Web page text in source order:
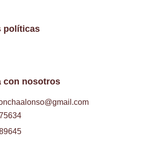
con nosotros
políticas